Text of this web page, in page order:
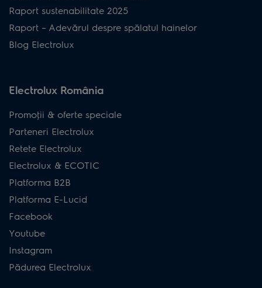
Raport sustenabilitate 2025
Raport – Adevărul despre spălatul hainelor
Blog Electrolux
Electrolux România
Promoţii & oferte speciale
Parteneri Electrolux
Retete Electrolux
Electrolux & ECOTIC
Platforma B2B
Platforma E-Lucid
Facebook
Youtube
Instagram
Pădurea Electrolux